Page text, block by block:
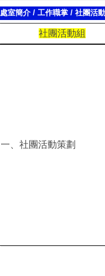
處室簡介 / 工作職掌 / 社團活
社團活動組
一、社團活動策劃